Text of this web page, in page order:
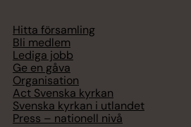
Hitta församling
Bli medlem
Lediga jobb
Ge en gåva
Organisation
Act Svenska kyrkan
Svenska kyrkan i utlandet
Press – nationell nivå